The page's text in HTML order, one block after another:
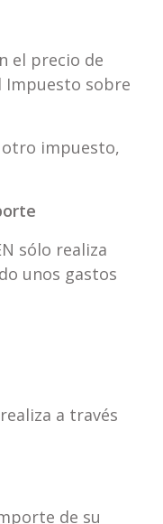
el precio de
Impuesto sobre
impuesto,
sólo realiza
unos gastos
a través
de su